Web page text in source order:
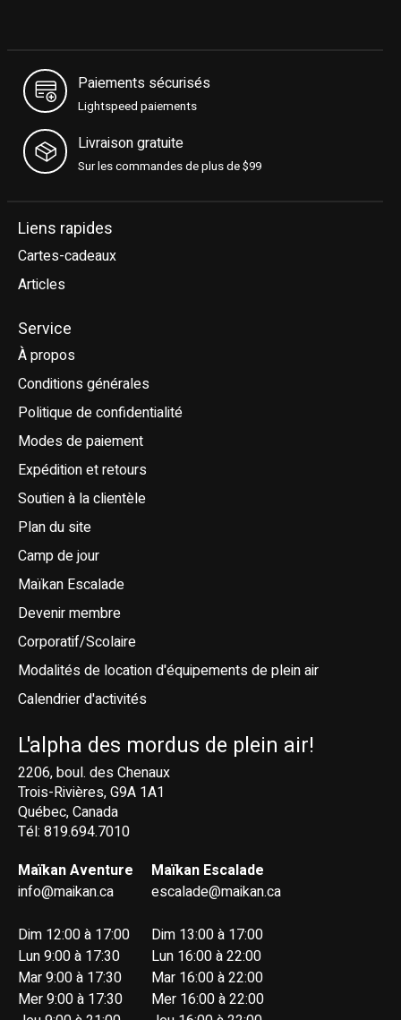
Paiements sécurisés
Lightspeed paiements
Livraison gratuite
Sur les commandes de plus de $99
Liens rapides
Cartes-cadeaux
Articles
Service
À propos
Conditions générales
Politique de confidentialité
Modes de paiement
Expédition et retours
Soutien à la clientèle
Plan du site
Camp de jour
Maïkan Escalade
Devenir membre
Corporatif/Scolaire
Modalités de location d'équipements de plein air
Calendrier d'activités
L'alpha des mordus de plein air!
2206, boul. des Chenaux
Trois-Rivières, G9A 1A1
Québec, Canada
Tél: 819.694.7010
Maïkan Aventure
info@maikan.ca
Dim 12:00 à 17:00
Lun 9:00 à 17:30
Mar 9:00 à 17:30
Mer 9:00 à 17:30
Maïkan Escalade
escalade@maikan.ca
Dim 13:00 à 17:00
Lun 16:00 à 22:00
Mar 16:00 à 22:00
Mer 16:00 à 22:00